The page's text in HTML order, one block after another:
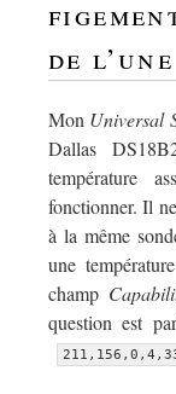
de
Mon Universal
Dallas
température
fonctionner. Il
à la même
une
champ
question est